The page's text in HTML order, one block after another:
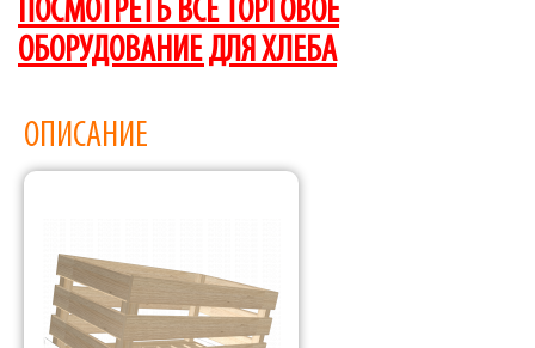
ПОСМОТРЕТЬ ВСЁ ТОРГОВОЕ
ОБОРУДОВАНИЕ ДЛЯ ХЛЕБА
ОПИСАНИЕ